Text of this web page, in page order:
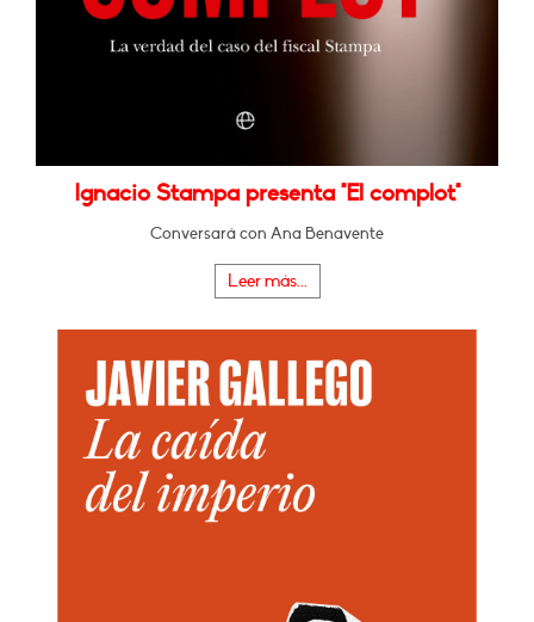
Ignacio Stampa presenta "El complot"
Conversará con Ana Benavente
Leer más...